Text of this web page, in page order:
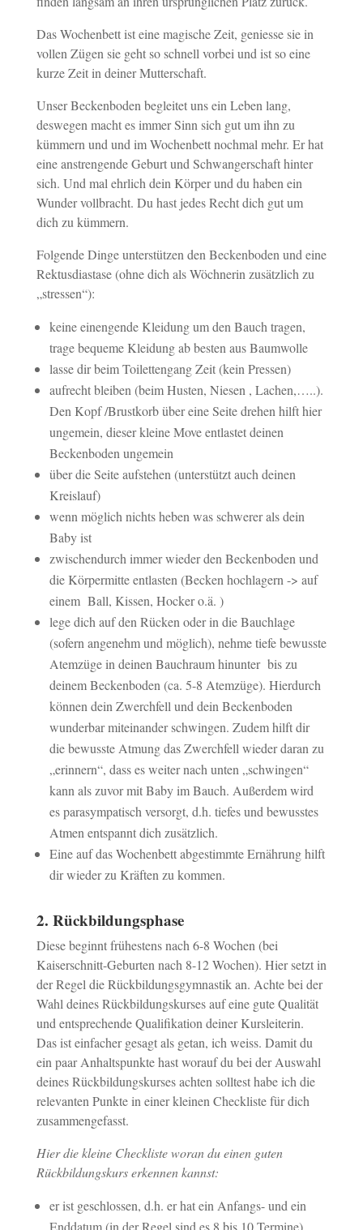
Das Wochenbett ist eine magische Zeit, geniesse sie in
vollen Zügen sie geht so schnell vorbei und ist so eine
kurze Zeit in deiner Mutterschaft.
Unser Beckenboden begleitet uns ein Leben lang,
deswegen macht es immer Sinn sich gut um ihn zu
kümmern und und im Wochenbett nochmal mehr. Er hat
eine anstrengende Geburt und Schwangerschaft hinter
sich. Und mal ehrlich dein Körper und du haben ein
Wunder vollbracht. Du hast jedes Recht dich gut um
dich zu kümmern.
Folgende Dinge unterstützen den Beckenboden und eine
Rektusdiastase (ohne dich als Wöchnerin zusätzlich zu
„stressen“):
keine einengende Kleidung um den Bauch tragen,
trage bequeme Kleidung ab besten aus Baumwolle
lasse dir beim Toilettengang Zeit (kein Pressen)
aufrecht bleiben (beim Husten, Niesen , Lachen,…..).
Den Kopf /Brustkorb über eine Seite drehen hilft hier
ungemein, dieser kleine Move entlastet deinen
Beckenboden ungemein
über die Seite aufstehen (unterstützt auch deinen
Kreislauf)
wenn möglich nichts heben was schwerer als dein
Baby ist
zwischendurch immer wieder den Beckenboden und
die Körpermitte entlasten (Becken hochlagern -> auf
einem Ball, Kissen, Hocker o.ä. )
lege dich auf den Rücken oder in die Bauchlage
(sofern angenehm und möglich), nehme tiefe bewusste
Atemzüge in deinen Bauchraum hinunter bis zu
deinem Beckenboden (ca. 5-8 Atemzüge). Hierdurch
können dein Zwerchfell und dein Beckenboden
wunderbar miteinander schwingen. Zudem hilft dir
die bewusste Atmung das Zwerchfell wieder daran zu
„erinnern“, dass es weiter nach unten „schwingen“
kann als zuvor mit Baby im Bauch. Außerdem wird
es parasympatisch versorgt, d.h. tiefes und bewusstes
Atmen entspannt dich zusätzlich.
Eine auf das Wochenbett abgestimmte Ernährung hilft
dir wieder zu Kräften zu kommen.
2. Rückbildungsphase
Diese beginnt frühestens nach 6-8 Wochen (bei
Kaiserschnitt-Geburten nach 8-12 Wochen). Hier setzt in
der Regel die Rückbildungsgymnastik an. Achte bei der
Wahl deines Rückbildungskurses auf eine gute Qualität
und entsprechende Qualifikation deiner Kursleiterin.
Das ist einfacher gesagt als getan, ich weiss. Damit du
ein paar Anhaltspunkte hast worauf du bei der Auswahl
deines Rückbildungskurses achten solltest habe ich die
relevanten Punkte in einer kleinen Checkliste für dich
zusammengefasst.
Hier die kleine Checkliste woran du einen guten
Rückbildungskurs erkennen kannst:
er ist geschlossen, d.h. er hat ein Anfangs- und ein
Enddatum (in der Regel sind es 8 bis 10 Termine)